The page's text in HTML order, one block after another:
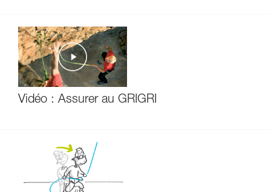
Vidéo : Assurer au GRIGRI